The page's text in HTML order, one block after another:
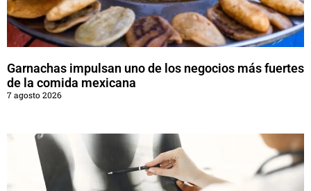
Garnachas impulsan uno de los negocios más fuertes
de la comida mexicana
7 agosto 2026